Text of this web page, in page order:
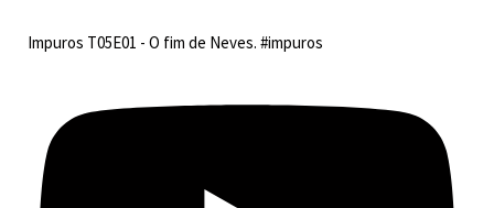
Impuros T05E01 - O fim de Neves. #impuros